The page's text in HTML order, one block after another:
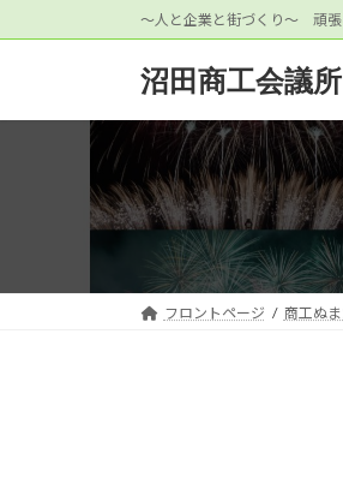
ン
ビ
～人と企業と街づくり～ 頑張
沼田商工会議所
フロントページ 商工ぬ